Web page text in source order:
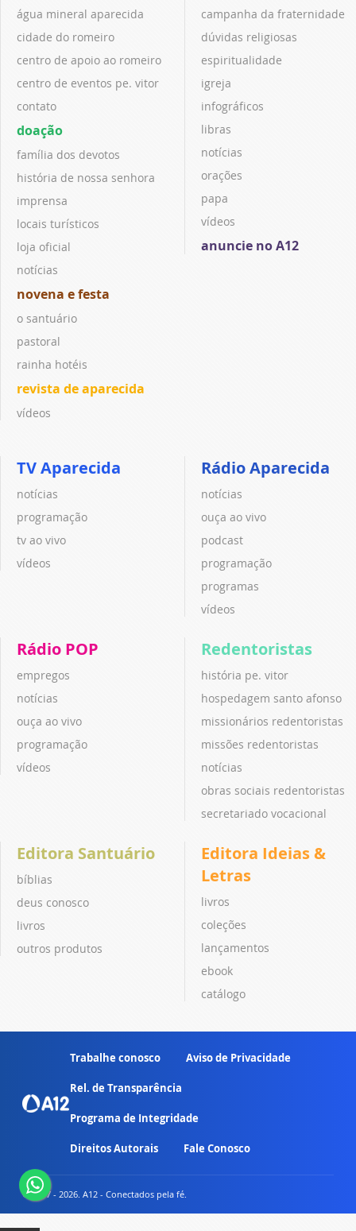
água mineral aparecida
cidade do romeiro
centro de apoio ao romeiro
centro de eventos pe. vitor
contato
doação
família dos devotos
história de nossa senhora
imprensa
locais turísticos
loja oficial
notícias
novena e festa
o santuário
pastoral
rainha hotéis
revista de aparecida
vídeos
campanha da fraternidade
dúvidas religiosas
espiritualidade
igreja
infográficos
libras
notícias
orações
papa
vídeos
anuncie no A12
TV Aparecida
notícias
programação
tv ao vivo
vídeos
Rádio Aparecida
notícias
ouça ao vivo
podcast
programação
programas
vídeos
Rádio POP
empregos
notícias
ouça ao vivo
programação
vídeos
Redentoristas
história pe. vitor
hospedagem santo afonso
missionários redentoristas
missões redentoristas
notícias
obras sociais redentoristas
secretariado vocacional
Editora Santuário
bíblias
deus conosco
livros
outros produtos
Editora Ideias &
Letras
livros
coleções
lançamentos
ebook
catálogo
Trabalhe conosco Aviso de Privacidade
Rel. de Transparência
Programa de Integridade
Direitos Autorais Fale Conosco
© 2007 - 2026. A12 - Conectados pela fé.